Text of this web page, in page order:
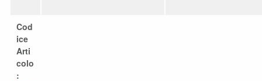
Cod
ice
Arti
colo
: